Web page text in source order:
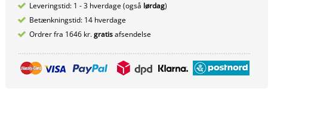
Leveringstid: 1 - 3 hverdage (også lørdag)
Betænkningstid: 14 hverdage
Ordrer fra 1646 kr.gratisafsendelse